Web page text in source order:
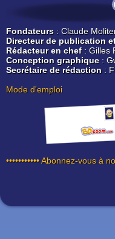
Fondateurs : Claude
Directeur de publication
Rédacteur en chef: Gilles
Conception graphique:
Secrétaire de rédaction :
Mode d'emploi
••••••••••• Abonnez-vous à